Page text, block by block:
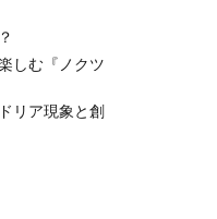
しむ『ノクツ
リア現象と創